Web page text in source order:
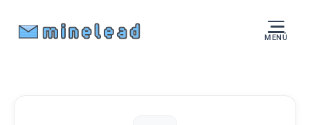
MENÚ